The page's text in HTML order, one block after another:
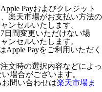
Payおよびクレジット
楽天市場がお支払い方法の
ンセルいたします。
日間変更いただけない場
ンセルいたします。
Apple Payをご利用いただく
文時の選択内容などによっ
場合がございます。
問い合わせは楽天市場ま